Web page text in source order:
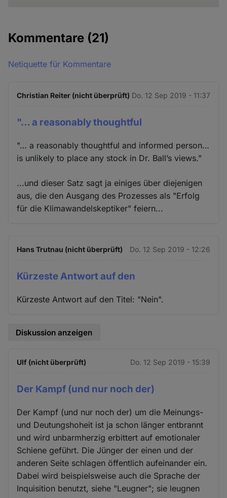
Kommentare (21)
Netiquette für Kommentare
Christian Reiter (nicht überprüft) Do. 12 Sep 2019 - 11:37
"… a reasonably thoughtful
"… a reasonably thoughtful and informed person…
is unlikely to place any stock in Dr. Ball’s views."
...und dieser Satz sagt ja einiges über diejenigen
aus, die den Ausgang des Prozesses als "Erfolg
für die Klimawandelskeptiker" feiern...
Hans Trutnau (nicht überprüft) Do. 12 Sep 2019 - 12:26
Kürzeste Antwort auf den
Kürzeste Antwort auf den Titel: "Nein".
Diskussion anzeigen
Ulf (nicht überprüft) Do. 12 Sep 2019 - 15:39
Der Kampf (und nur noch der)
Der Kampf (und nur noch der) um die Meinungs-
und Deutungshoheit ist ja schon länger entbrannt
und wird unbarmherzig erbittert auf emotionaler
Schiene geführt. Die Jünger der einen und der
anderen Seite schlagen öffentlich aufeinander ein.
Dabei wird beispielsweise auch die Sprache der
Inquisition benutzt, siehe "Leugner"; sie leugnen